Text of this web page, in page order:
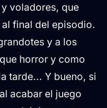
voladores, que
final del episodio.
y a los
horror y como
tarde... Y bueno, si
acabar el juego